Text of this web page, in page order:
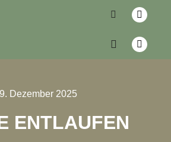
9. Dezember 2025
ENTLAUFEN